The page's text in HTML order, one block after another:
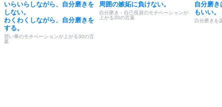
いらいらしながら、自分磨きを
しない。
わくわくしながら、自分磨きを
する。
習い事のモチベーションが上がる30の言
葉
周囲の嫉妬に負けない。
自分磨き・自己投資のモチベーションが
上がる30の言葉
自分磨
もいい。
自分磨きを